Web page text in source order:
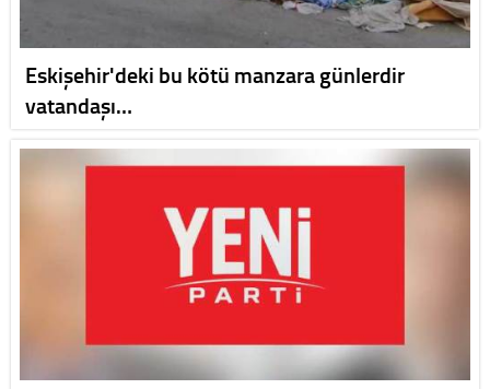
Eskişehir'deki bu kötü manzara günlerdir
vatandaşı…